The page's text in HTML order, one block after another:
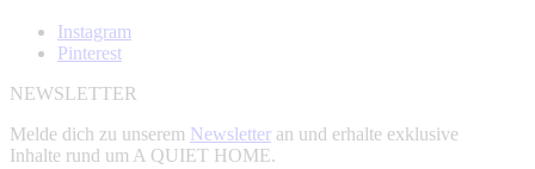
Instagram
Pinterest
NEWSLETTER
Melde dich zu unserem Newsletter an und erhalte exklusive
Inhalte rund um A QUIET HOME.